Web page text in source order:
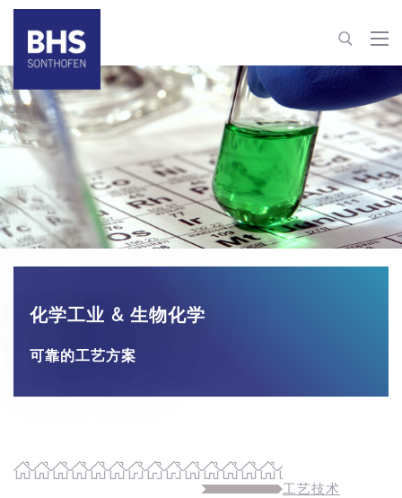
+86 21 610796-62 | -63
process-technology@bhs-sonthofen.cn
联系信息
化学工业 & 生物化学
可靠的工艺方案
工艺技术